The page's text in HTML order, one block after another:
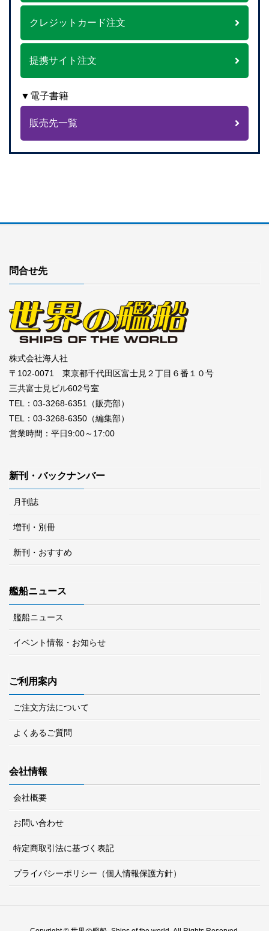
クレジットカード注文
提携サイト注文
▼電子書籍
販売先一覧
問合せ先
株式会社海人社
〒102-0071 東京都千代田区富士見２丁目６番１０号
三共富士見ビル602号室
TEL：03-3268-6351（販売部）
TEL：03-3268-6350（編集部）
営業時間：平日9:00～17:00
新刊・バックナンバー
月刊誌
増刊・別冊
新刊・おすすめ
艦船ニュース
艦船ニュース
イベント情報・お知らせ
ご利用案内
ご注文方法について
よくあるご質問
会社情報
会社概要
お問い合わせ
特定商取引法に基づく表記
プライバシーポリシー（個人情報保護方針）